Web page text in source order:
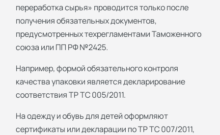
переработка сырья» проводится только после
получения обязательных документов,
предусмотренных техрегламентами Таможенного
союза или ПП РФ №2425.
Например, формой обязательного контроля
качества упаковки является декларирование
соответствия ТР ТС 005/2011.
На одежду и обувь для детей оформляют
сертификаты или декларации по ТР ТС 007/2011,